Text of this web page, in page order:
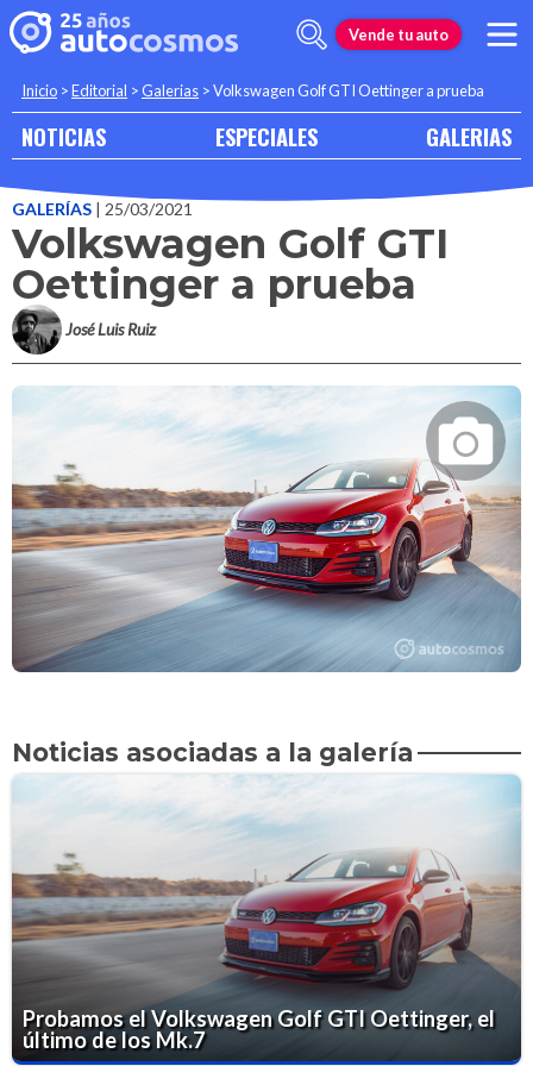
Vende tu auto
Inicio >Editorial >Galerias >Volkswagen Golf GTI Oettinger a prueba
NOTICIAS ESPECIALES GALERIAS
GALERÍAS | 25/03/2021
Volkswagen Golf GTI
Oettinger a prueba
José Luis Ruiz
Noticias asociadas a la galería
Probamos el Volkswagen Golf GTI Oettinger, el
último de los Mk.7